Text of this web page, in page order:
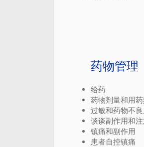
药物管理
给药
药物剂量和用
过敏和药物不
谈谈副作用和
镇痛和副作用
患者自控镇痛